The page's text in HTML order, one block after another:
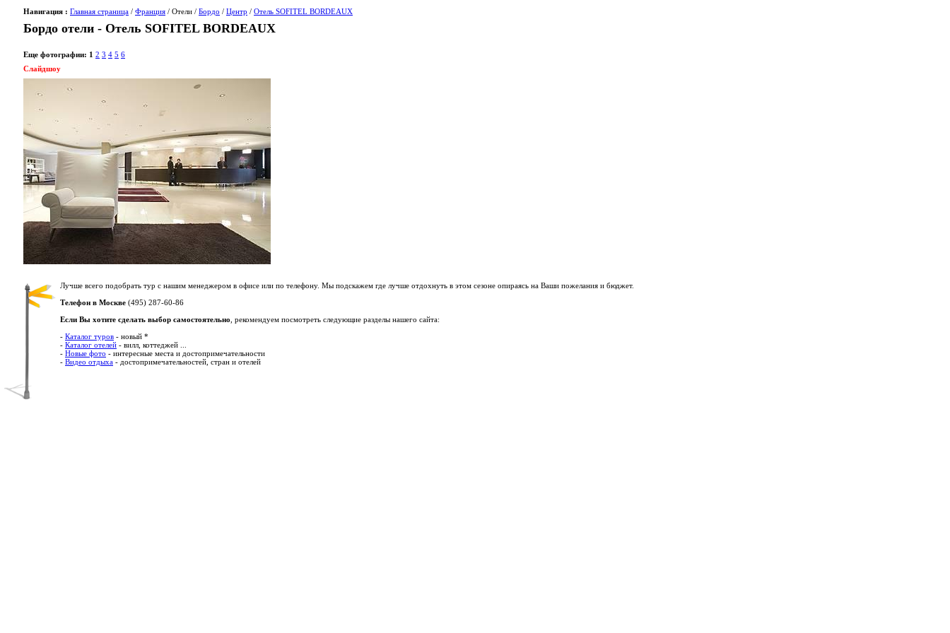
Навигация : Главная страница / Франция / Отели / Бордо / Центр / Отель SOFITEL BORDEAUX
Бордо отели - Отель SOFITEL BORDEAUX
Еще фотографии: 1 2 3 4 5 6
Слайдшоу
Лучше всего подобрать тур с нашим менеджером в офисе или по телефону. Мы подскажем где лучше отдохнуть в этом сезоне опираясь на Ваши пожелания и бюджет.
Телефон в Москве (495) 287-60-86
Если Вы хотите сделать выбор самостоятельно , рекомендуем посмотреть следующие разделы нашего сайта:
- Каталог туров - новый *
- Каталог отелей - вилл, коттеджей ...
- Новые фото - интересные места и достопримечательности
- Видео отдыха - достопримечательностей, стран и отелей